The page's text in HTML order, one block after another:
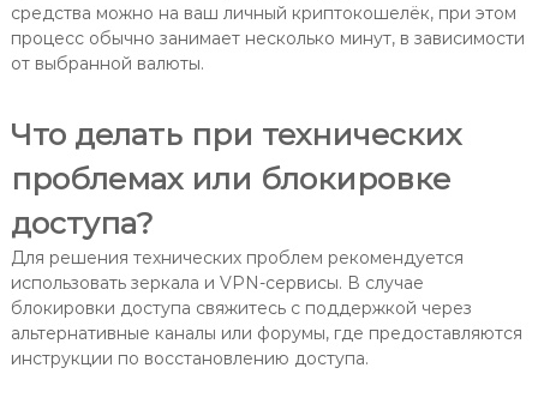
средства можно на ваш личный криптокошелёк, при этом
процесс обычно занимает несколько минут, в зависимости
от выбранной валюты.
Что делать при технических
проблемах или блокировке
доступа?
Для решения технических проблем рекомендуется
использовать зеркала и VPN-сервисы. В случае
блокировки доступа свяжитесь с поддержкой через
альтернативные каналы или форумы, где предоставляются
инструкции по восстановлению доступа.